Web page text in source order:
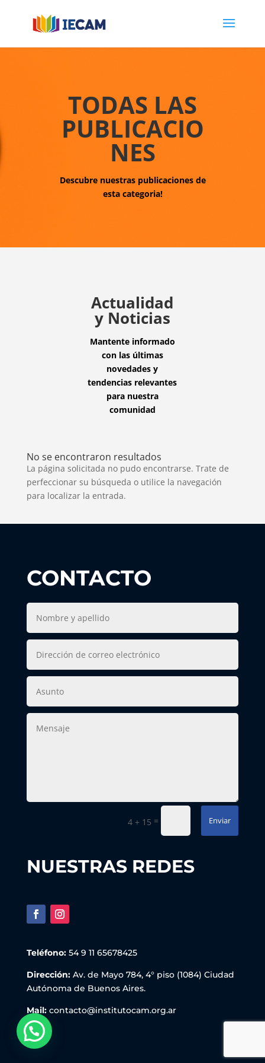
TODAS LAS
PUBLICACIO
NES
Descubre nuestras publicaciones de
esta categoria!
Actualidad
y Noticias
Mantente informado
con las últimas
novedades y
tendencias relevantes
para nuestra
comunidad
No se encontraron resultados
La página solicitada no pudo encontrarse. Trate de
perfeccionar su búsqueda o utilice la navegación
para localizar la entrada.
CONTACTO
4 + 15 = Enviar
NUESTRAS REDES
Teléfono: 54 9 11 65678425
Dirección:Av. de Mayo 784, 4° piso (1084) Ciudad
Autónoma de Buenos Aires.
Mail:contacto@institutocam.org.ar